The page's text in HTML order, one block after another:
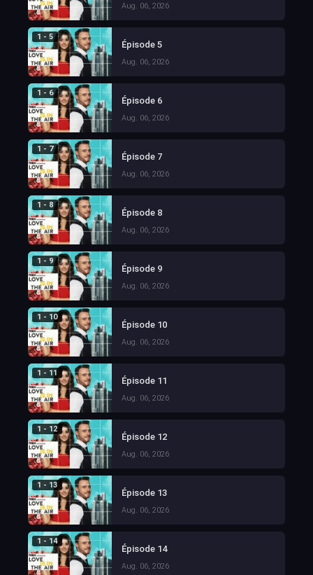
Aug. 06, 2026
1 - 5
Épisode 5
Aug. 06, 2026
1 - 6
Épisode 6
Aug. 06, 2026
1 - 7
Épisode 7
Aug. 06, 2026
1 - 8
Épisode 8
Aug. 06, 2026
1 - 9
Épisode 9
Aug. 06, 2026
1 - 10
Épisode 10
Aug. 06, 2026
1 - 11
Épisode 11
Aug. 06, 2026
1 - 12
Épisode 12
Aug. 06, 2026
1 - 13
Épisode 13
Aug. 06, 2026
1 - 14
Épisode 14
Aug. 06, 2026